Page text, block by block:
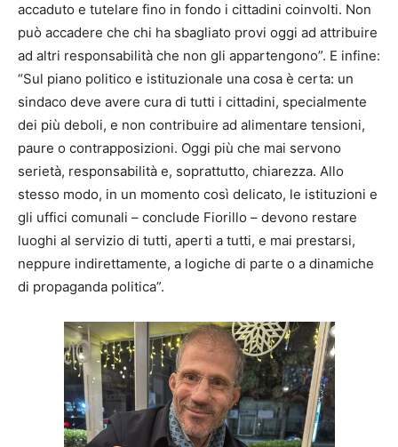
accaduto e tutelare fino in fondo i cittadini coinvolti. Non
può accadere che chi ha sbagliato provi oggi ad attribuire
ad altri responsabilità che non gli appartengono”. E infine:
“Sul piano politico e istituzionale una cosa è certa: un
sindaco deve avere cura di tutti i cittadini, specialmente
dei più deboli, e non contribuire ad alimentare tensioni,
paure o contrapposizioni. Oggi più che mai servono
serietà, responsabilità e, soprattutto, chiarezza. Allo
stesso modo, in un momento così delicato, le istituzioni e
gli uffici comunali – conclude Fiorillo – devono restare
luoghi al servizio di tutti, aperti a tutti, e mai prestarsi,
neppure indirettamente, a logiche di parte o a dinamiche
di propaganda politica”.